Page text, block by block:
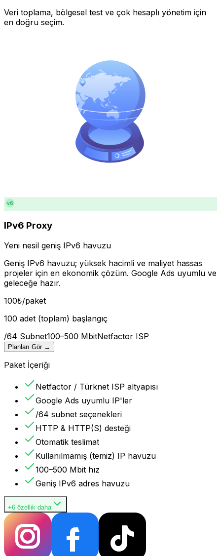
Veri toplama, bölgesel test ve çok hesaplı yönetim için
en doğru seçim.
v6
IPv6 Proxy
Yeni nesil geniş IPv6 havuzu
Geniş IPv6 havuzu; yüksek hacimli ve maliyet hassas
projeler için en ekonomik çözüm. Google Ads uyumlu ve
geleceğe hazır.
100₺/paket
100 adet (toplam) başlangıç
/64 Subnet100–500 MbitNetfactor ISP
Planları Gör →
Paket İçeriği
Netfactor / Türknet ISP altyapısı
Google Ads uyumlu IP'ler
/64 subnet seçenekleri
HTTP & HTTP(S) desteği
Otomatik teslimat
Kullanılmamış (temiz) IP havuzu
100–500 Mbit hız
Geniş IPv6 adres havuzu
+6 özellik daha